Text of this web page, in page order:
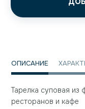
ОПИСАНИЕ
Тарелка суповая
ресторанов и кафе